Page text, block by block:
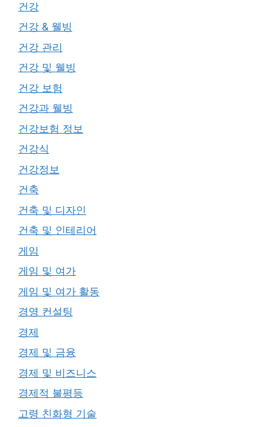
건강
건강 & 웰빙
건강 관리
건강 및 웰빙
건강 보험
건강과 웰빙
건강보험 정보
건강식
건강정보
건축
건축 및 디자인
건축 및 인테리어
게임
게임 및 여가
게임 및 여가 활동
경영 컨설팅
경제
경제 및 금융
경제 및 비즈니스
경제적 불평등
고령 친화형 기술